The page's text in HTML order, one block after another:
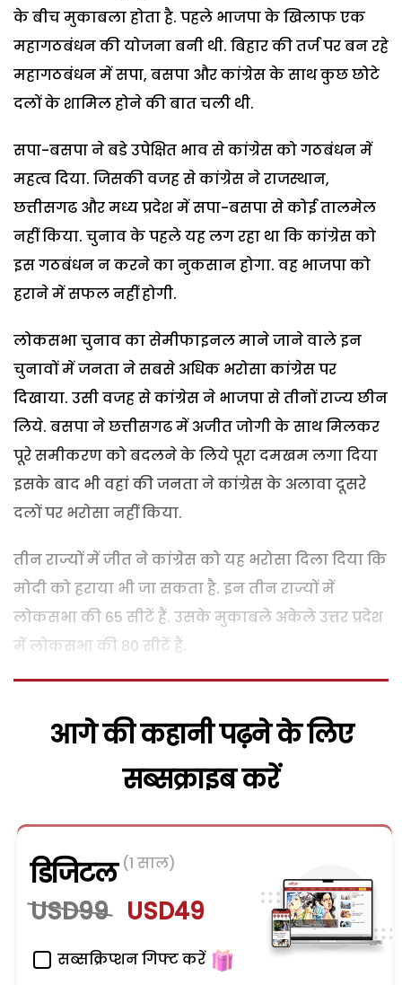
के बीच मुकाबला होता है. पहले भाजपा के खिलाफ एक
महागठबंधन की योजना बनी थी. बिहार की तर्ज पर बन रहे
महागठबंधन में सपा, बसपा और कांग्रेस के साथ कुछ छोटे
दलों के शामिल होने की बात चली थी.
सपा-बसपा ने बडे उपेक्षित भाव से कांग्रेस को गठबंधन में
महत्व दिया. जिसकी वजह से कांग्रेस ने राजस्थान,
छत्तीसगढ और मध्य प्रदेश में सपा-बसपा से कोई तालमेल
नहीं किया. चुनाव के पहले यह लग रहा था कि कांग्रेस को
इस गठबंधन न करने का नुकसान होगा. वह भाजपा को
हराने में सफल नहीं होगी.
लोकसभा चुनाव का सेमीफाइनल माने जाने वाले इन
चुनावों में जनता ने सबसे अधिक भरोसा कांग्रेस पर
दिखाया. उसी वजह से कांग्रेस ने भाजपा से तीनों राज्य छीन
लिये. बसपा ने छत्तीसगढ में अजीत जोगी के साथ मिलकर
पूरे समीकरण को बदलने के लिये पूरा दमखम लगा दिया
इसके बाद भी वहां की जनता ने कांग्रेस के अलावा दूसरे
दलों पर भरोसा नहीं किया.
तीन राज्यों में जीत ने कांग्रेस को यह भरोसा दिला दिया कि
मोदी को हराया भी जा सकता है. इन तीन राज्यों में
लोकसभा की 65 सीटें हैं. उसके मुकाबले अकेले उत्तर प्रदेश
में लोकसभा की 80 सीटें हैं.
आगे की कहानी पढ़ने के लिए
सब्सक्राइब करें
डिजिटल (1 साल)
USD99 USD49
सब्सक्रिप्शन गिफ्ट करें